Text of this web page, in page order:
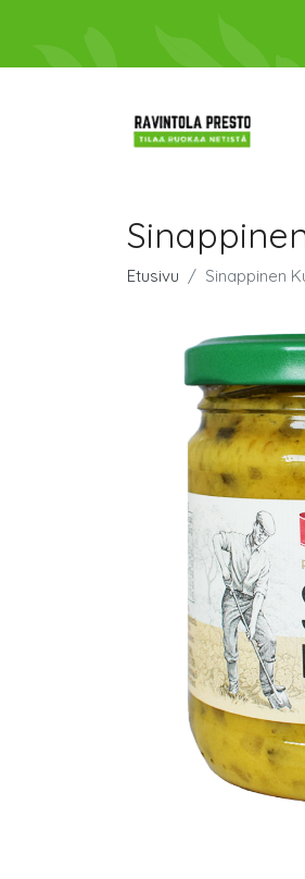
Etusivu Sinappinen